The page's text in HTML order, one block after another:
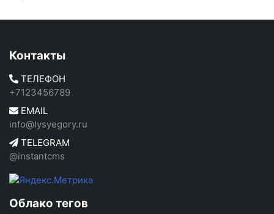
Контакты
ТЕЛЕФОН
+7123456789
EMAIL
info@lysyegory.ru
TELEGRAM
@instantcms
Облако тегов